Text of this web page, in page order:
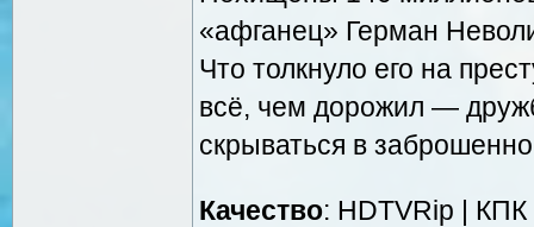
«афганец» Герман
Что толкнуло его на
всё, чем дорожил —
скрываться в
Качество: HDTVRip | КПК